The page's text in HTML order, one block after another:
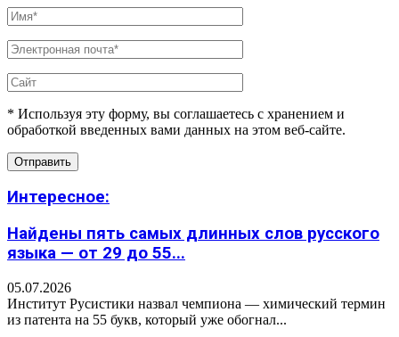
* Используя эту форму, вы соглашаетесь с хранением и
обработкой введенных вами данных на этом веб-сайте.
Интересное:
Найдены пять самых длинных слов русского
языка — от 29 до 55...
05.07.2026
Институт Русистики назвал чемпиона — химический термин
из патента на 55 букв, который уже обогнал...